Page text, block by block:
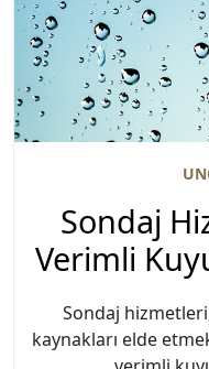
Sondaj
Verimli
Sondaj
kaynakları elde